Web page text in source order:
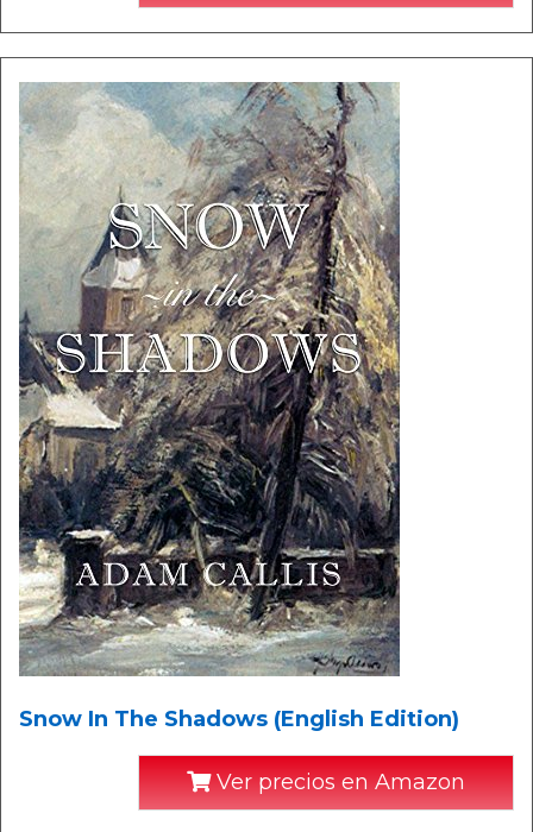
Snow In The Shadows (English Edition)
Ver precios en Amazon